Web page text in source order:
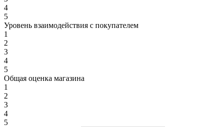
4
5
Уровень взаимодействия с покупателем
1
2
3
4
5
Общая оценка магазина
1
2
3
4
5